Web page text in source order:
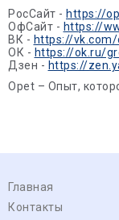
РосСайт - https://
ОфСайт - https://
ВК - https://vk.com/
ОК - https://ok.ru/
Дзен - https://
Opet – Опыт,
Главная
Контакты